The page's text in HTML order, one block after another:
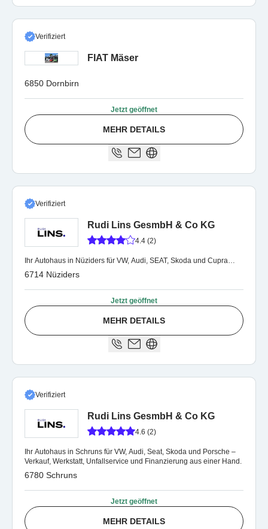
Verifiziert
FIAT Mäser
6850 Dornbirn
Jetzt geöffnet
MEHR DETAILS
Verifiziert
Rudi Lins GesmbH & Co KG
4.4 (2)
Ihr Autohaus in Nüziders für VW, Audi, SEAT, Skoda und Cupra…
6714 Nüziders
Jetzt geöffnet
MEHR DETAILS
Verifiziert
Rudi Lins GesmbH & Co KG
4.6 (2)
Ihr Autohaus in Schruns für VW, Audi, Seat, Skoda und Porsche –
Verkauf, Werkstatt, Unfallservice und Finanzierung aus einer Hand.
6780 Schruns
Jetzt geöffnet
MEHR DETAILS